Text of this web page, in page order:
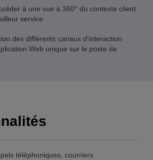
à une vue à 360° du contexte client
service
des différents canaux d'interaction
Web unique sur le poste de
téléphoniques, courriers